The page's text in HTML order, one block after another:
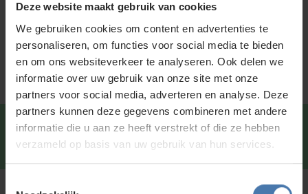
Deze website maakt gebruik van cookies
We gebruiken cookies om content en advertenties te
personaliseren, om functies voor social media te bieden
en om ons websiteverkeer te analyseren. Ook delen we
informatie over uw gebruik van onze site met onze
partners voor social media, adverteren en analyse. Deze
partners kunnen deze gegevens combineren met andere
informatie die u aan ze heeft verstrekt of die ze hebben
verzameld op basis van uw gebruik van hun services.
Specificaties
Service en kalibratie
Snel en direct contact?We beantwoorden je vragen
graag viaWhatsapp.